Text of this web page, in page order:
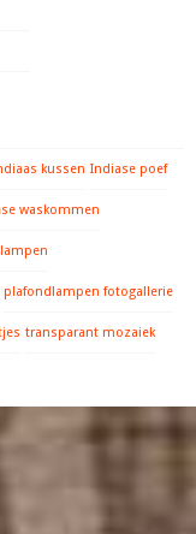
kussen Indiase poef
waskommen
plafondlampen fotogallerie
transparant mozaiek